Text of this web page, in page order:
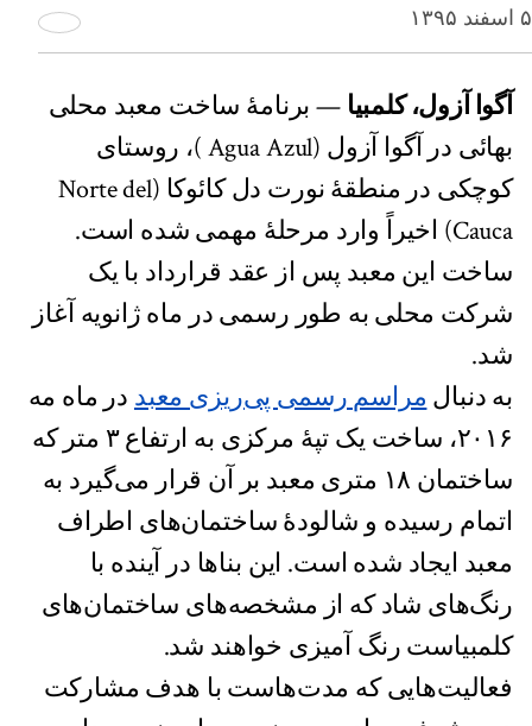
۵ اسفند ۱۳۹۵
آگوا آزول، کلمبیا — برنامۀ ساخت معبد محلی
بهائی در آگوا آزول (Agua Azul )، روستای
کوچکی در منطقۀ نورت دل کائوکا (Norte del
Cauca) اخیراً وارد مرحلۀ مهمی شده است.
ساخت این معبد پس از عقد قرارداد با یک
شرکت محلی به طور رسمی در ماه ژانویه آغاز
شد.
به دنبال مراسم رسمی پی‌ریزی معبد در ماه مه
۲۰۱۶، ساخت یک تپۀ مرکزی به ارتفاع ۳ متر که
ساختمان ۱۸ متری معبد بر آن قرار می‌گیرد به
اتمام رسیده و شالودۀ ساختمان‌های اطراف
معبد ایجاد شده است. این بناها در آینده با
رنگ‌های شاد که از مشخصه‌های ساختمان‌های
کلمبیاست رنگ آمیزی خواهند شد.
فعالیت‌هایی که مدت‌هاست با هدف مشارکت